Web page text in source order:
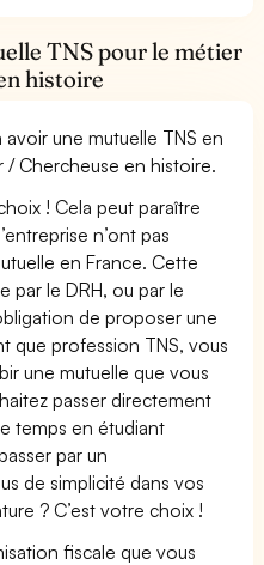
TNS pour le métier
histoire
avoir une mutuelle TNS en
Chercheuse en histoire.
! Cela peut paraître
n’ont pas
en France. Cette
par le DRH, ou par le
de proposer une
que profession TNS, vous
une mutuelle que vous
passer directement
temps en étudiant
par un
de simplicité dans vos
? C’est votre choix !
fiscale que vous